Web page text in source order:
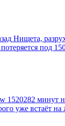
Нищета,
под
1520282 минут
уже встаёт